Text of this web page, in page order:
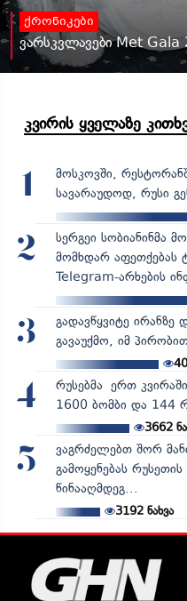
ქრონიკები
ვარსკვლავები Met
კვირის ყველაზე
1
მოსკოვში,
სავარაუდოდ, რუსი
2
სერგეი სობიანინმა
მომხდარ აფეთქებას
Telegram-არხების
3
გადავწყვიტე ირანზე
გავაუქმო, იმ
4
რუსებმა ერთ
1600 ბომბი და 144
3662
5
ვაგრძელებთ შორ
გამოყენებას რუსეთის
წინააღმდეგ...
3192ნახვა